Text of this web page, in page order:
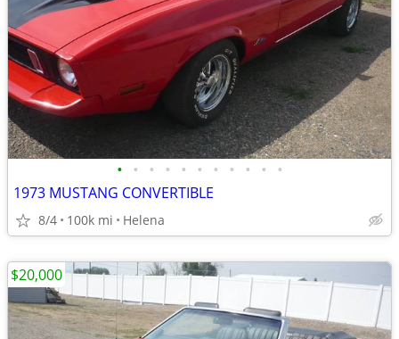
• • • • • • • • • • •
1973 MUSTANG CONVERTIBLE
8/4 100k mi Helena
$20,000